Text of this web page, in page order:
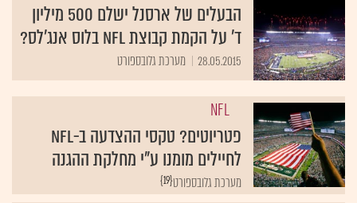
הבעלים של ארסנל ישלם 500 מיליון
ד' על הקמת קבוצת NFL בלוס אנג'לס?
28.05.2015 מערכת גלובספורט
NFL
פטריוטים? טקסי ההצדעה ב-NFL
לחיילים מומנו ע"י מחלקת ההגנה
{19}מערכת גלובספורט